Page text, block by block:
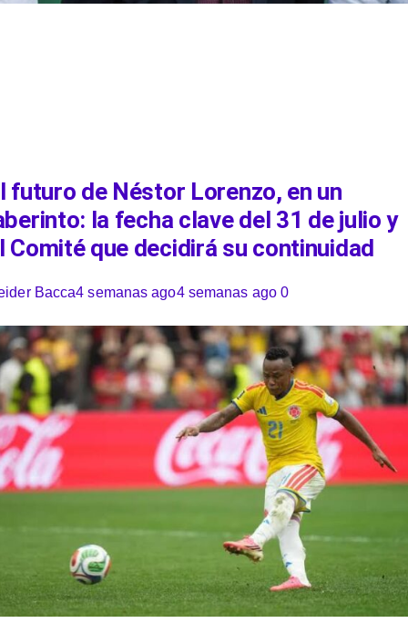
futuro de Néstor Lorenzo, en un
la fecha clave del 31 de julio y
Comité que decidirá su continuidad
Bacca4 semanas ago4 semanas ago 0